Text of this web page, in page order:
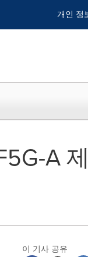
개인 정
A
이 기사 공유